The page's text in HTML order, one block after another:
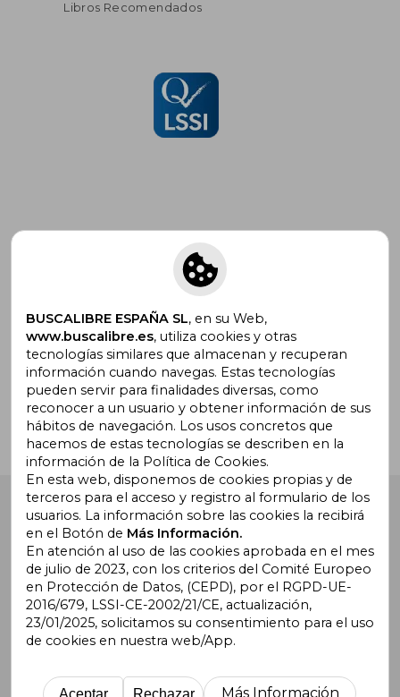
Libros Recomendados
Suscríbete para recibir ofertas y
promociones
¿Necesitas ayuda?
Ir a Centro de Soporte
Buscalibre España . Calle Energía, 65, Nave 3 (08940),
Cornellà de Llobregat, Barcelona. Derechos Reservados.
Buscalibre Argentina| Buscalibre Chile
Buscalibre Uruguay|Buscalibre México|Buscalibre
BUSCALIBRE ESPAÑA SL, en su Web,
www.buscalibre.es, utiliza cookies y otras
tecnologías similares que almacenan y recuperan
información cuando navegas. Estas tecnologías
pueden servir para finalidades diversas, como
reconocer a un usuario y obtener información de sus
hábitos de navegación. Los usos concretos que
hacemos de estas tecnologías se describen en la
información de la Política de Cookies.
En esta web, disponemos de cookies propias y de
terceros para el acceso y registro al formulario de los
usuarios. La información sobre las cookies la recibirá
en el Botón de Más Información.
En atención al uso de las cookies aprobada en el mes
de julio de 2023, con los criterios del Comité Europeo
en Protección de Datos, (CEPD), por el RGPD-UE-
2016/679, LSSI-CE-2002/21/CE, actualización,
23/01/2025, solicitamos su consentimiento para el uso
de cookies en nuestra web/App.
Aceptar Rechazar Más Información